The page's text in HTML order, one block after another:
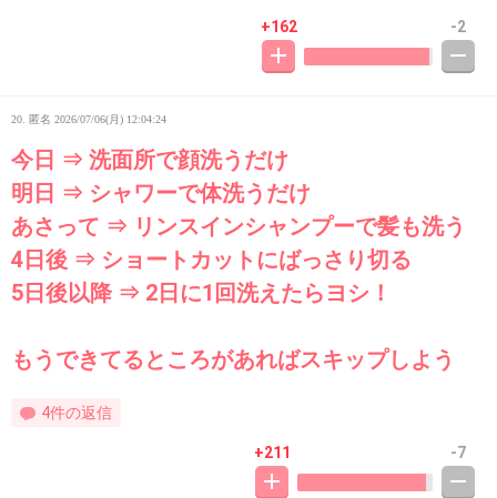
+162 -2
20. 匿名 2026/07/06(月) 12:04:24
今日 ⇒ 洗面所で顔洗うだけ
明日 ⇒ シャワーで体洗うだけ
あさって ⇒ リンスインシャンプーで髪も洗う
4日後 ⇒ ショートカットにばっさり切る
5日後以降 ⇒ 2日に1回洗えたらヨシ！
もうできてるところがあればスキップしよう
4件の返信
+211 -7